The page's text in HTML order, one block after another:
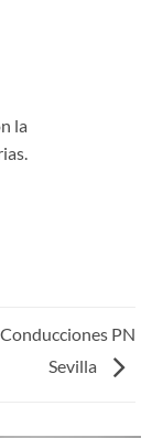
la
PN
Sevilla